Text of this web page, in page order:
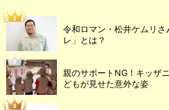
令和ロマン・松井ケムリさ
レ」とは？
親のサポートNG！キッザ
どもが見せた意外な姿